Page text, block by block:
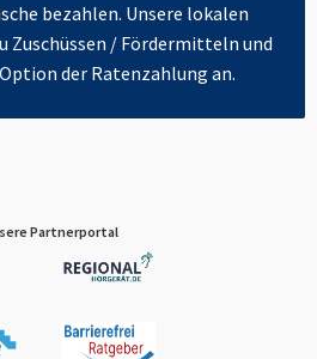
bezahlen. Unsere lokalen
Zuschüssen / Fördermitteln und
der Ratenzahlung an.
Partnerportal